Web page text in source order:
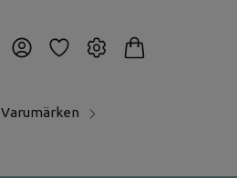
Varumärken